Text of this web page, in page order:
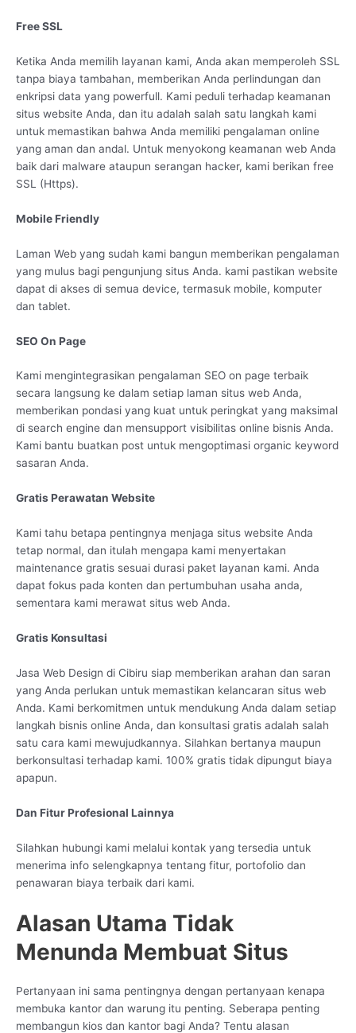
Free SSL
Ketika Anda memilih layanan kami, Anda akan memperoleh SSL
tanpa biaya tambahan, memberikan Anda perlindungan dan
enkripsi data yang powerfull. Kami peduli terhadap keamanan
situs website Anda, dan itu adalah salah satu langkah kami
untuk memastikan bahwa Anda memiliki pengalaman online
yang aman dan andal. Untuk menyokong keamanan web Anda
baik dari malware ataupun serangan hacker, kami berikan free
SSL (Https).
Mobile Friendly
Laman Web yang sudah kami bangun memberikan pengalaman
yang mulus bagi pengunjung situs Anda. kami pastikan website
dapat di akses di semua device, termasuk mobile, komputer
dan tablet.
SEO On Page
Kami mengintegrasikan pengalaman SEO on page terbaik
secara langsung ke dalam setiap laman situs web Anda,
memberikan pondasi yang kuat untuk peringkat yang maksimal
di search engine dan mensupport visibilitas online bisnis Anda.
Kami bantu buatkan post untuk mengoptimasi organic keyword
sasaran Anda.
Gratis Perawatan Website
Kami tahu betapa pentingnya menjaga situs website Anda
tetap normal, dan itulah mengapa kami menyertakan
maintenance gratis sesuai durasi paket layanan kami. Anda
dapat fokus pada konten dan pertumbuhan usaha anda,
sementara kami merawat situs web Anda.
Gratis Konsultasi
Jasa Web Design di Cibiru siap memberikan arahan dan saran
yang Anda perlukan untuk memastikan kelancaran situs web
Anda. Kami berkomitmen untuk mendukung Anda dalam setiap
langkah bisnis online Anda, dan konsultasi gratis adalah salah
satu cara kami mewujudkannya. Silahkan bertanya maupun
berkonsultasi terhadap kami. 100% gratis tidak dipungut biaya
apapun.
Dan Fitur Profesional Lainnya
Silahkan hubungi kami melalui kontak yang tersedia untuk
menerima info selengkapnya tentang fitur, portofolio dan
penawaran biaya terbaik dari kami.
Alasan Utama Tidak
Menunda Membuat Situs
Pertanyaan ini sama pentingnya dengan pertanyaan kenapa
membuka kantor dan warung itu penting. Seberapa penting
membangun kios dan kantor bagi Anda? Tentu alasan